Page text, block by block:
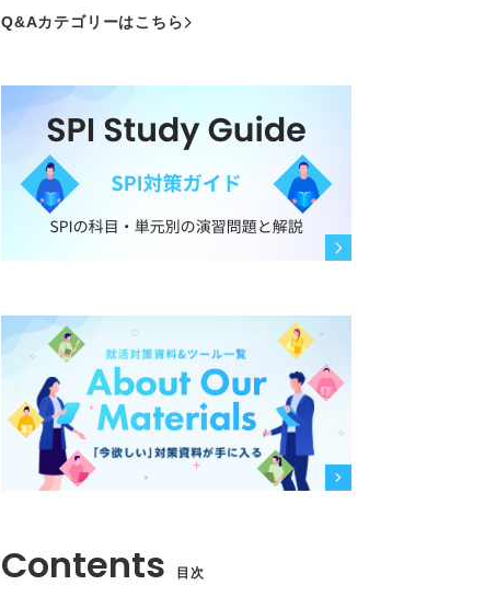
Q&Aカテゴリーはこちら
目次